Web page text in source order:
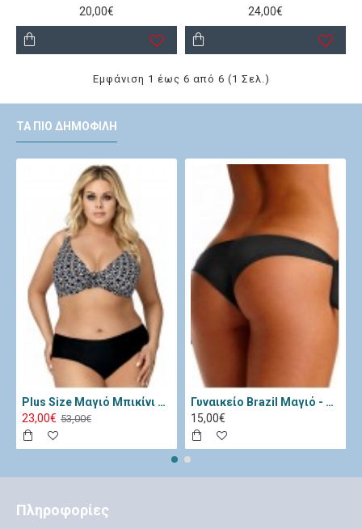
20,00€ 24,00€
Εμφάνιση 1 έως 6 από 6 (1 Σελ.)
ΤΑ ΠΙΟ ΔΗΜΟΦΙΛΉ
Plus Size Μαγιό Μπικίνι Lorin Μαύρο Λευκό L-3065
23,00€ 53,00€
Γυναικείο Brazil Μαγιό - Katia Μαύρο 11334-Black
15,00€
Πληροφορίες